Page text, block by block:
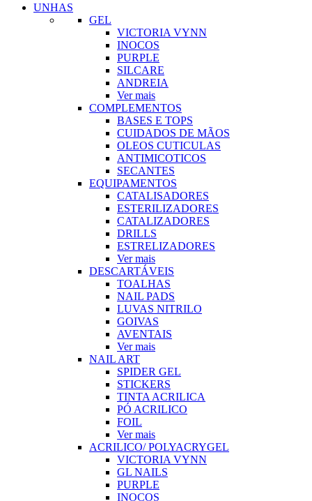
UNHAS
GEL
VICTORIA VYNN
INOCOS
PURPLE
SILCARE
ANDREIA
Ver mais
COMPLEMENTOS
BASES E TOPS
CUIDADOS DE MÃOS
OLEOS CUTICULAS
ANTIMICOTICOS
SECANTES
EQUIPAMENTOS
CATALISADORES
ESTERILIZADORES
CATALIZADORES
DRILLS
ESTRELIZADORES
Ver mais
DESCARTÁVEIS
TOALHAS
NAIL PADS
LUVAS NITRILO
GOIVAS
AVENTAIS
Ver mais
NAIL ART
SPIDER GEL
STICKERS
TINTA ACRILICA
PÓ ACRILICO
FOIL
Ver mais
ACRILICO/ POLYACRYGEL
VICTORIA VYNN
GL NAILS
PURPLE
INOCOS